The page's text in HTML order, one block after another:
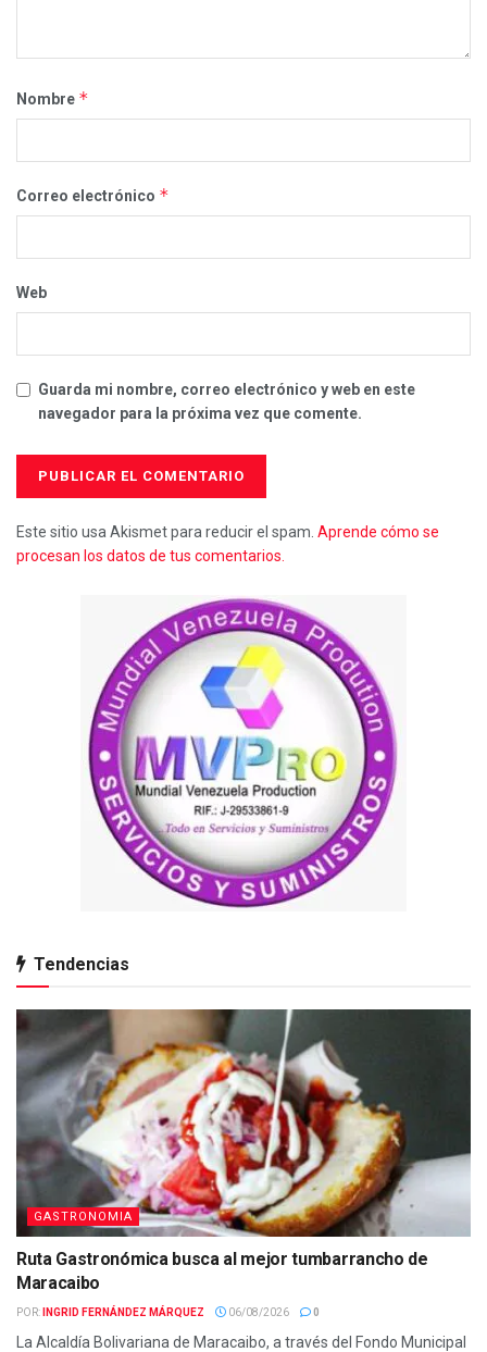
Nombre *
Correo electrónico *
Web
Guarda mi nombre, correo electrónico y web en este
navegador para la próxima vez que comente.
Este sitio usa Akismet para reducir el spam. Aprende cómo se
procesan los datos de tus comentarios.
Tendencias
GASTRONOMIA
Ruta Gastronómica busca al mejor tumbarrancho de
Maracaibo
POR: INGRID FERNÁNDEZ MÁRQUEZ 06/08/2026 0
La Alcaldía Bolivariana de Maracaibo, a través del Fondo Municipal